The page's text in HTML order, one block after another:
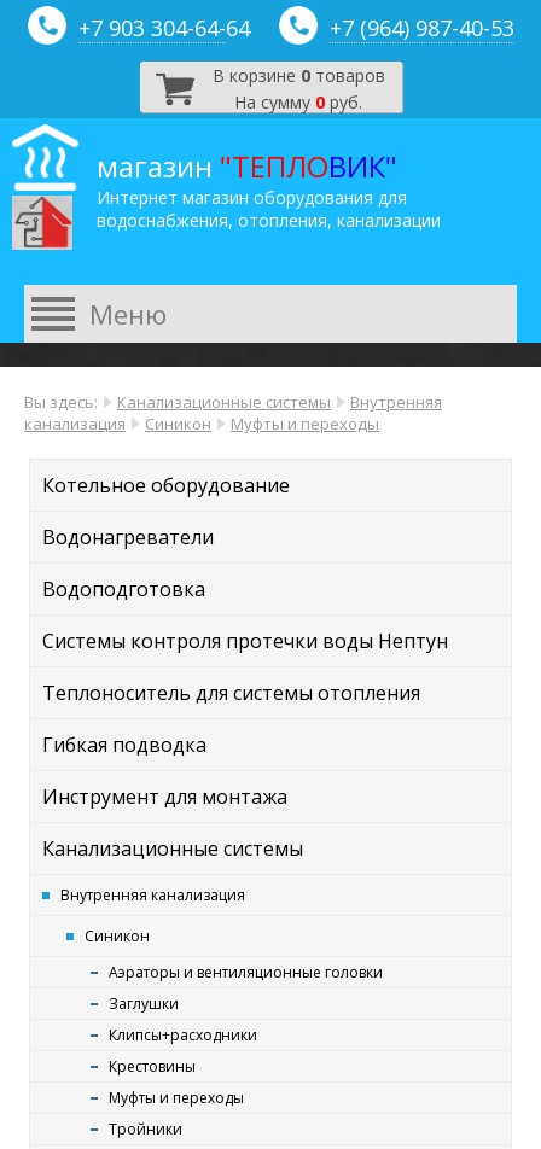
+7 903 304-64-64 +7 (964) 987-40-53
В корзине 0товаров
На сумму 0 руб.
магазин "ТЕПЛОВИК"
Интернет магазин оборудования для
водоснабжения, отопления, канализации
Вы здесь: Канализационные системы
Внутренняя
канализация
Синикон Муфты и переходы
Котельное оборудование
Водонагреватели
Водоподготовка
Системы контроля протечки воды Нептун
Теплоноситель для системы отопления
Гибкая подводка
Инструмент для монтажа
Канализационные системы
Внутренняя канализация
Синикон
Аэраторы и вентиляционные головки
Заглушки
Клипсы+расходники
Крестовины
Муфты и переходы
Тройники